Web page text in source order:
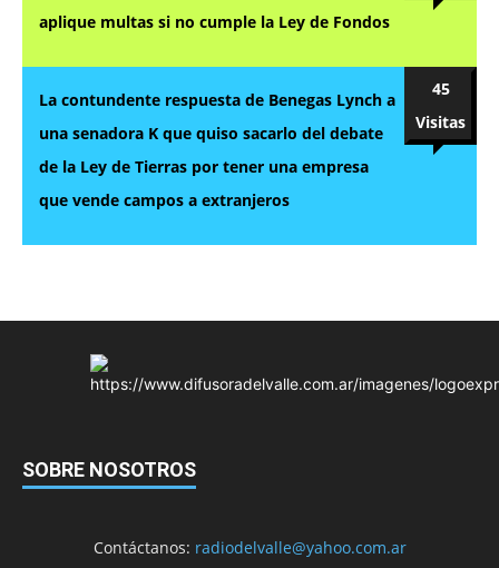
aplique multas si no cumple la Ley de Fondos
La contundente respuesta de Benegas Lynch a
una senadora K que quiso sacarlo del debate
de la Ley de Tierras por tener una empresa
que vende campos a extranjeros
45
Visitas
SOBRE NOSOTROS
Contáctanos: radiodelvalle@yahoo.com.ar